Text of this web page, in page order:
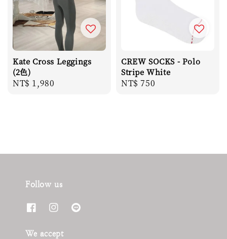
Kate Cross Leggings
(2色)
Regular
NT$ 1,980
CREW SOCKS - Polo
Stripe White
Regular
NT$ 750
Follow us
We accept